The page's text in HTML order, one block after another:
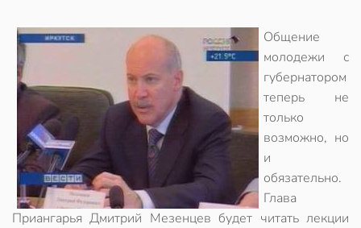
Общение
молодежи с
губернатором
теперь не
только
возможно, но
и
обязательно.
Глава
Приангарья Дмитрий Мезенцев будет читать лекции